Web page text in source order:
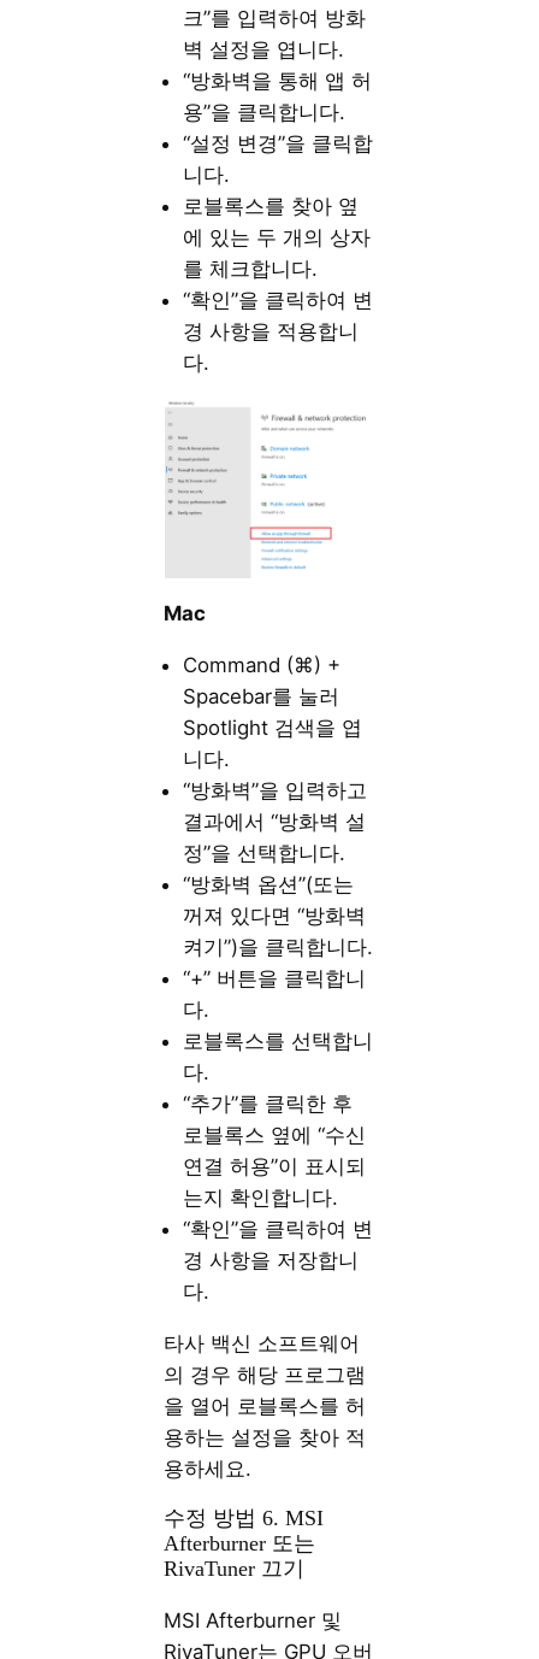
크”를 입력하여 방화
벽 설정을 엽니다.
“방화벽을 통해 앱 허
용”을 클릭합니다.
“설정 변경”을 클릭합
니다.
로블록스를 찾아 옆
에 있는 두 개의 상자
를 체크합니다.
“확인”을 클릭하여 변
경 사항을 적용합니
다.
Mac
Command (⌘) +
Spacebar를 눌러
Spotlight 검색을 엽
니다.
“방화벽”을 입력하고
결과에서 “방화벽 설
정”을 선택합니다.
“방화벽 옵션”(또는
꺼져 있다면 “방화벽
켜기”)을 클릭합니다.
“+” 버튼을 클릭합니
다.
로블록스를 선택합니
다.
“추가”를 클릭한 후
로블록스 옆에 “수신
연결 허용”이 표시되
는지 확인합니다.
“확인”을 클릭하여 변
경 사항을 저장합니
다.
타사 백신 소프트웨어
의 경우 해당 프로그램
을 열어 로블록스를 허
용하는 설정을 찾아 적
용하세요.
수정 방법 6. MSI
Afterburner 또는
RivaTuner 끄기
MSI Afterburner 및
RivaTuner는 GPU 오버